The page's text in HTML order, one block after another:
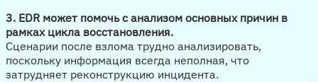
3. EDR может помочь с анализом основных причин в
рамках цикла восстановления.
Сценарии после взлома трудно анализировать,
поскольку информация всегда неполная, что
затрудняет реконструкцию инцидента.